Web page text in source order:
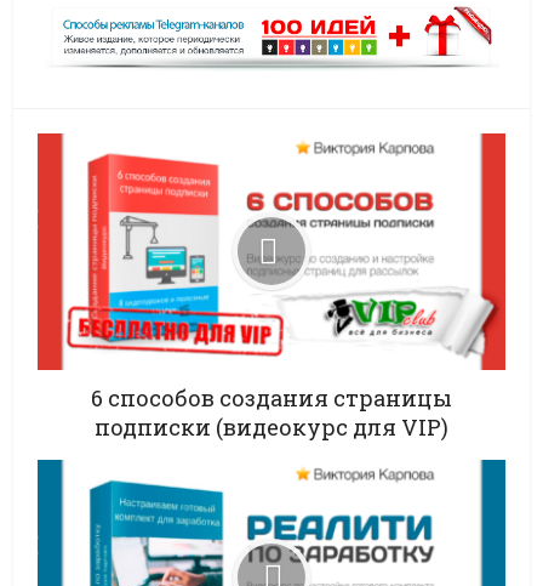
6 способов создания страницы
подписки (видеокурс для VIP)